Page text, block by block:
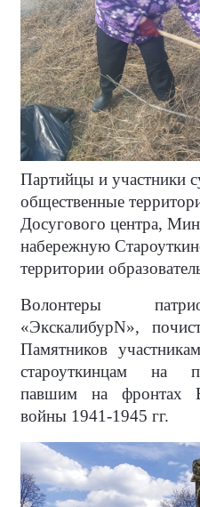
Партийцы и участники
общественные
Досугового центра,
набережную
территории
Волонтеры
«ЭкскалибурN»,
Памятников
староуткинцам на
павшим на фронтах
войны 1941-1945 гг.